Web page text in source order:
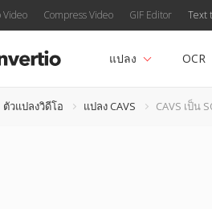
Video Compress Video GIF Editor Text
แปลง OCR
ตัวแปลงวิดีโอ แปลง CAVS CAVS เป็น